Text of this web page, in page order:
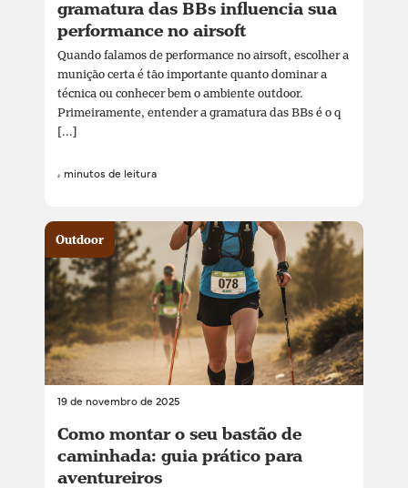
gramatura das BBs influencia sua
performance no airsoft
Quando falamos de performance no airsoft, escolher a
munição certa é tão importante quanto dominar a
técnica ou conhecer bem o ambiente outdoor.
Primeiramente, entender a gramatura das BBs é o q
[...]
4 minutos de leitura
19 de novembro de 2025
Como montar o seu bastão de
caminhada: guia prático para
aventureiros
Outdoor